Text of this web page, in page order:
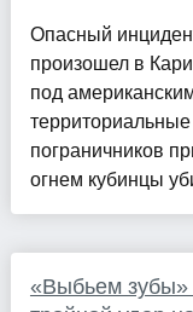
Опасный
произошел в
под
пограничников
огнем кубинцы
«Выбьем зубы»